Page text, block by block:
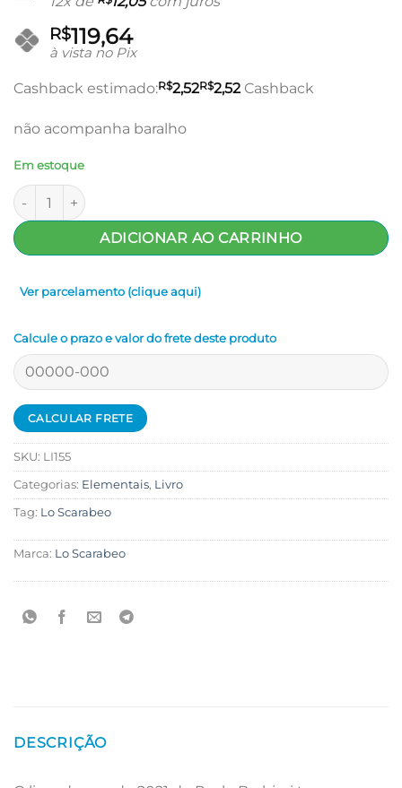
original
era:
R$209,90.
atual
R$119,64
à vista no Pix
Cashback estimado:R$2,52R$2,52 Cashback
não acompanha baralho
Em estoque
Livro Night Fairies - Paolo Barbieri quantidade
ADICIONAR AO CARRINHO
Ver parcelamento (clique aqui)
Calcule o prazo e valor do frete deste produto
SKU: LI155
Categorias: Elementais, Livro
Tag: Lo Scarabeo
Marca: Lo Scarabeo
DESCRIÇÃO